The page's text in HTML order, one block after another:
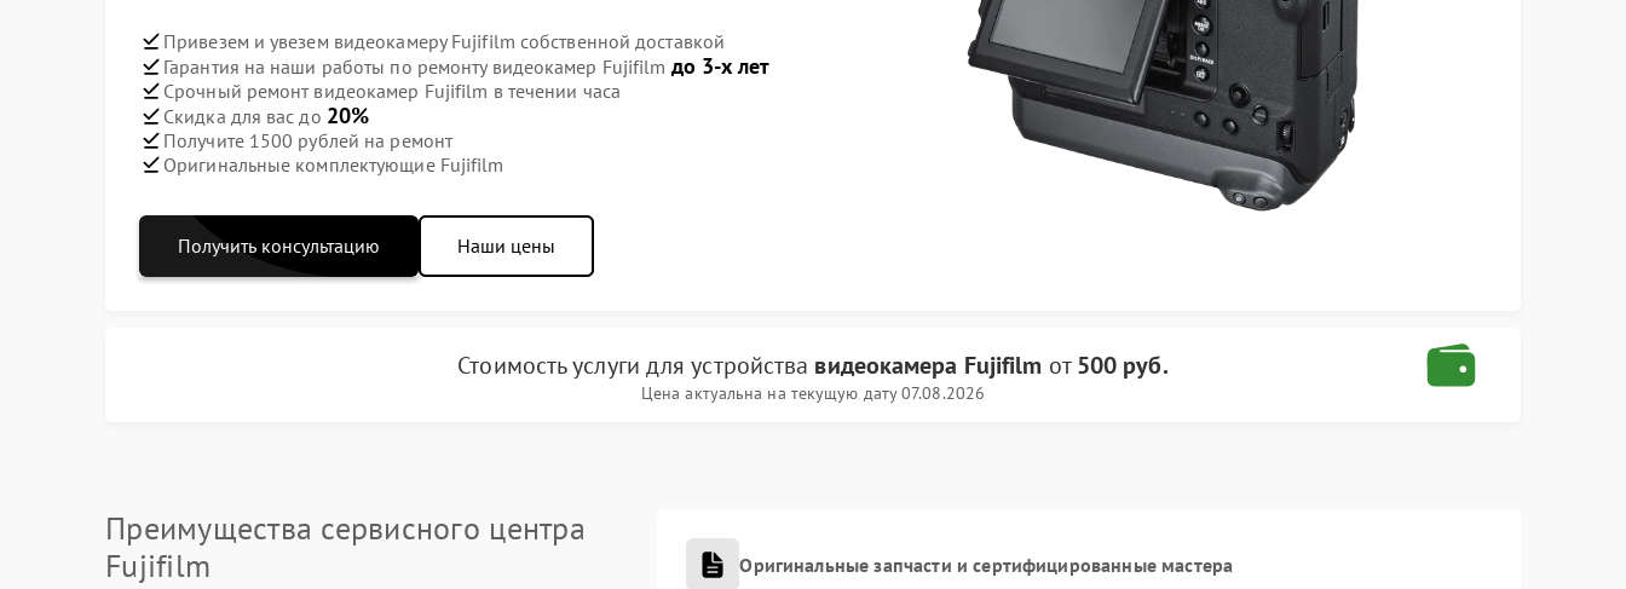
Привезем и увезем видеокамеру Fujifilm собственной доставкой
Гарантия на наши работы по ремонту видеокамер Fujifilm до 3-х лет
Срочный ремонт видеокамер Fujifilm в течении часа
Скидка для вас до 20%
Получите 1500 рублей на ремонт
Оригинальные комплектующие Fujifilm
Получить консультацию Наши цены
Стоимость услуги для устройства видеокамера Fujifilm от500 руб.
Цена актуальна на текущую дату 07.08.2026
Преимущества сервисного центра
Fujifilm
Оригинальные запчасти и сертифицированные мастера